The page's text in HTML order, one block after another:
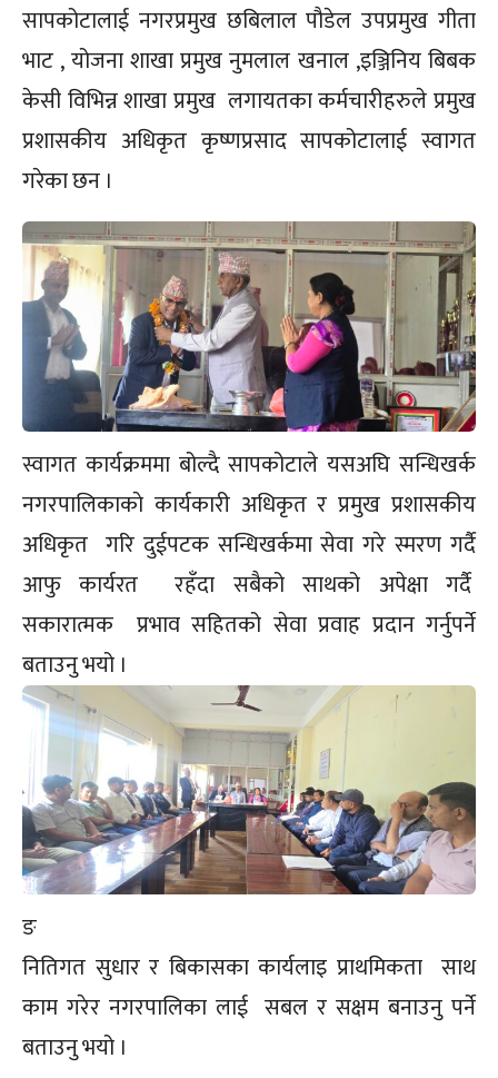
सापकोटालाई नगरप्रमुख छबिलाल पौडेल उपप्रमुख गीता
भाट , योजना शाखा प्रमुख नुमलाल खनाल ,इञ्जिनिय बिबक
केसी विभिन्न शाखा प्रमुख लगायतका कर्मचारीहरुले प्रमुख
प्रशासकीय अधिकृत कृष्णप्रसाद सापकोटालाई स्वागत
गरेका छन ।
स्वागत कार्यक्रममा बोल्दै सापकोटाले यसअघि सन्धिखर्क
नगरपालिकाकाे कार्यकारी अधिकृत र प्रमुख प्रशासकीय
अधिकृत गरि दुईपटक सन्धिखर्कमा सेवा गरे स्मरण गर्दै
आफु कार्यरत रहँदा सबैको साथको अपेक्षा गर्दै
सकारात्मक प्रभाव सहितको सेवा प्रवाह प्रदान गर्नुपर्ने
बताउनु भयो ।
ङ
नितिगत सुधार र बिकासका कार्यलाइ प्राथमिकता साथ
काम गरेर नगरपालिका लाई सबल र सक्षम बनाउनु पर्ने
बताउनु भयो ।